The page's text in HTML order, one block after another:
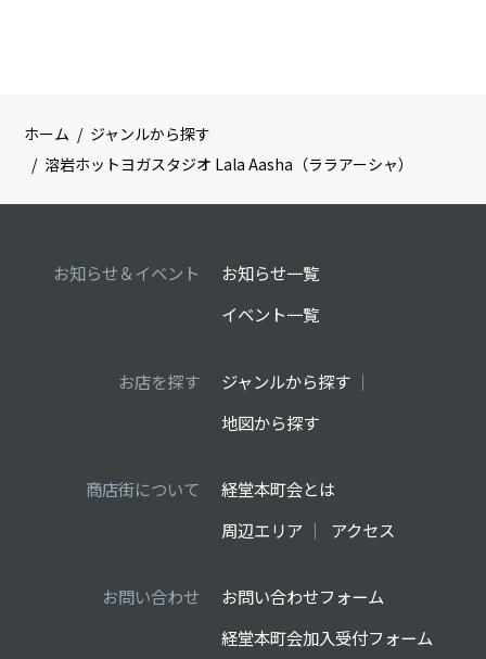
ホーム
ジャンルから探す
溶岩ホットヨガスタジオ Lala Aasha（ララアーシャ）
お知らせ＆イベント
お知らせ一覧
イベント一覧
お店を探す
ジャンルから探す
地図から探す
商店街について
経堂本町会とは
周辺エリア
アクセス
お問い合わせ
お問い合わせフォーム
経堂本町会加入受付フォーム